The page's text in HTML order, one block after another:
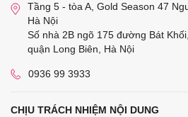
Tầng 5 - tòa A, Gold Season 47
Hà Nội
Số nhà 2B ngõ 175 đường Bát
quận Long Biên, Hà Nội
0936 99 3933
CHỊU TRÁCH NHIỆM NỘI DUNG